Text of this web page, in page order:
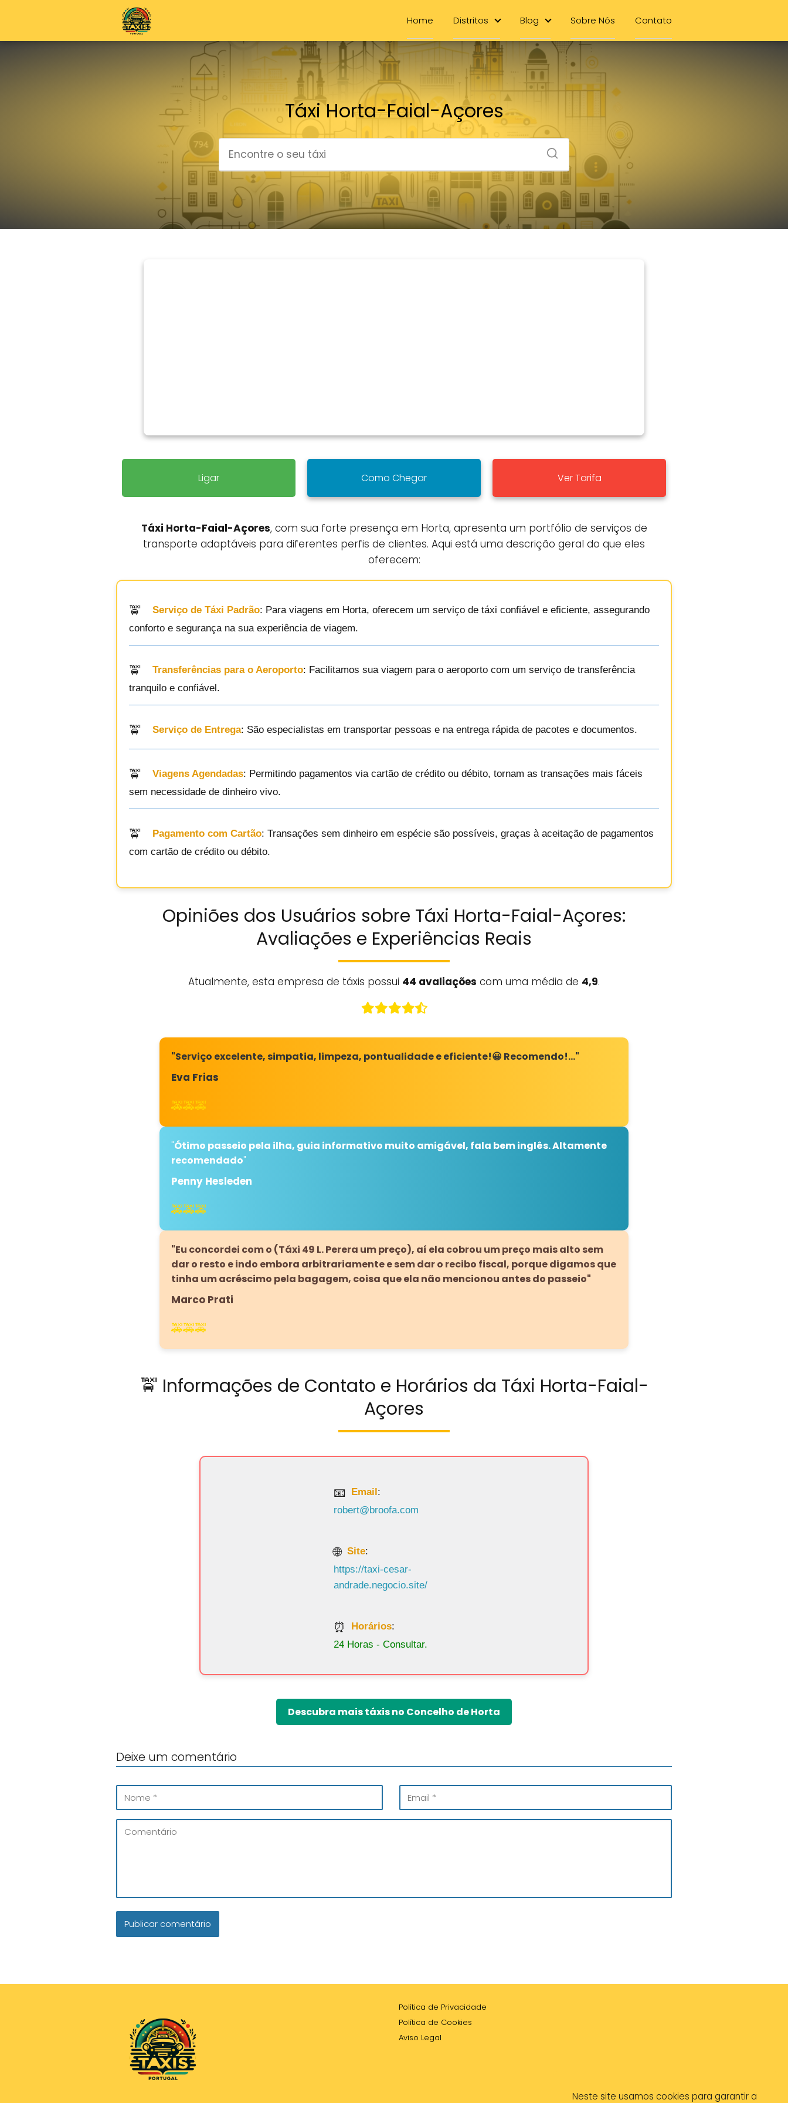
Home Distritos Blog Sobre Nós Contato
Táxi Horta-Faial-Açores
Ligar Como Chegar Ver Tarifa
Táxi Horta-Faial-Açores, com sua forte presença em Horta, apresenta um portfólio de serviços de
transporte adaptáveis para diferentes perfis de clientes. Aqui está uma descrição geral do que eles
oferecem:
Serviço de Táxi Padrão: Para viagens em Horta, oferecem um serviço de táxi confiável e eficiente, assegurando
conforto e segurança na sua experiência de viagem.
Transferências para o Aeroporto: Facilitamos sua viagem para o aeroporto com um serviço de transferência
tranquilo e confiável.
Serviço de Entrega: São especialistas em transportar pessoas e na entrega rápida de pacotes e documentos.
Viagens Agendadas: Permitindo pagamentos via cartão de crédito ou débito, tornam as transações mais fáceis
sem necessidade de dinheiro vivo.
Pagamento com Cartão: Transações sem dinheiro em espécie são possíveis, graças à aceitação de pagamentos
com cartão de crédito ou débito.
Opiniões dos Usuários sobre Táxi Horta-Faial-Açores:
Avaliações e Experiências Reais
Atualmente, esta empresa de táxis possui 44 avaliações com uma média de 4,9.
"Serviço excelente, simpatia, limpeza, pontualidade e eficiente!😀 Recomendo!…"
Eva Frias
🚕🚕🚕
"Ótimo passeio pela ilha, guia informativo muito amigável, fala bem inglês. Altamente
recomendado"
Penny Hesleden
🚕🚕🚕
"Eu concordei com o (Táxi 49 L. Perera um preço), aí ela cobrou um preço mais alto sem
dar o resto e indo embora arbitrariamente e sem dar o recibo fiscal, porque digamos que
tinha um acréscimo pela bagagem, coisa que ela não mencionou antes do passeio"
Marco Prati
🚕🚕🚕
🚖 Informações de Contato e Horários da Táxi Horta-Faial-
Açores
Email :
robert@broofa.com
Site:
https://taxi-cesar-
andrade.negocio.site/
Horários:
24 Horas - Consultar.
Descubra mais táxis no Concelho de Horta
Deixe um comentário
Política de Privacidade
Política de Cookies
Aviso Legal
Neste site usamos cookies para garantir a